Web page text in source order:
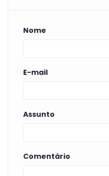
Nome
E-mail
Assunto
Comentário